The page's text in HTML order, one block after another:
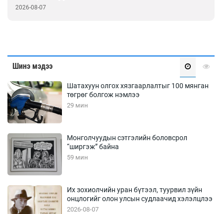
Шинэ мэдээ
Шатахуун олгох хязгаарлалтыг 100 мянган
төгрөг болгож нэмлээ
29 мин
Монголчуудын сэтгэлийн боловсрол
“ширгэж” байна
59 мин
Их зохиолчийн уран бүтээл, туурвил зүйн
онцлогийг олон улсын судлаачид хэлэлцлээ
2026-08-07